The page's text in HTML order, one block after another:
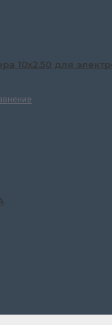
10x2.50 для